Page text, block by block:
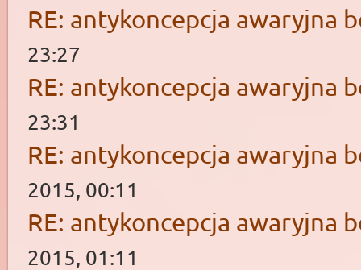
RE: antykoncepcja awaryjna
23:27
RE: antykoncepcja awaryjna
23:31
RE: antykoncepcja awaryjna
2015, 00:11
RE: antykoncepcja awaryjna
2015, 01:11